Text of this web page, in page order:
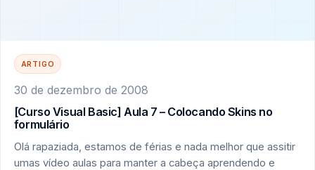
ARTIGO
30 de dezembro de 2008
[Curso Visual Basic] Aula 7 – Colocando Skins no
formulário
Olá rapaziada, estamos de férias e nada melhor que assitir
umas vídeo aulas para manter a cabeça aprendendo e